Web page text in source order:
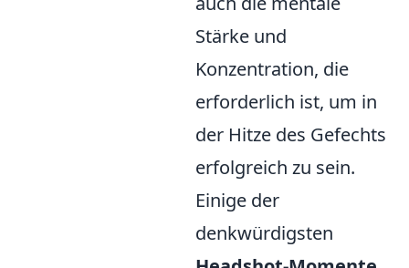
Stärke und
Konzentration, die
erforderlich ist, um in
der Hitze des Gefechts
erfolgreich zu sein.
Einige der
denkwürdigsten